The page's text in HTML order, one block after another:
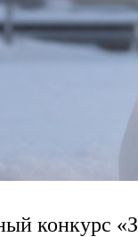
конкурс